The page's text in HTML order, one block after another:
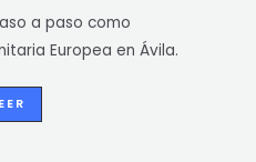
a paso como
Europea en Ávila.